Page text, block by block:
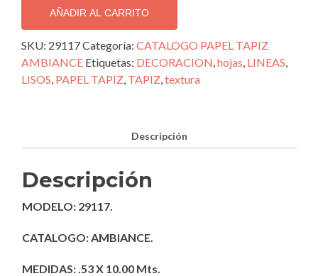
IMPORTADO
AMBIANCE;
29117
cantidad
AÑADIR AL CARRITO
SKU: 29117Categoría: CATALOGO PAPEL TAPIZ
AMBIANCE Etiquetas: DECORACION,hojas, LINEAS,
LISOS, PAPEL TAPIZ, TAPIZ,textura
Descripción
Descripción
MODELO: 29117.
CATALOGO: AMBIANCE.
MEDIDAS: .53 X 10.00 Mts.